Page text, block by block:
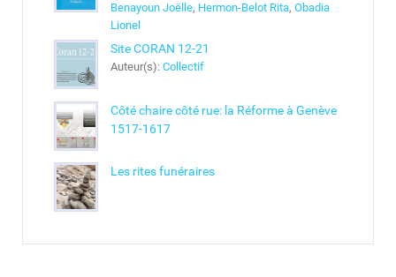
Benayoun Joëlle, Hermon-Belot Rita,Obadia
Lionel
Site CORAN 12-21
Auteur(s):Collectif
Côté chaire côté rue: la Réforme à Genève
1517-1617
Les rites funéraires